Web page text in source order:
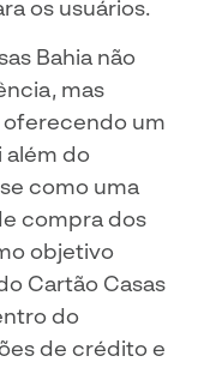
os usuários.
Bahia não
mas
oferecendo um
além do
como uma
compra dos
objetivo
Cartão Casas
do
de crédito e